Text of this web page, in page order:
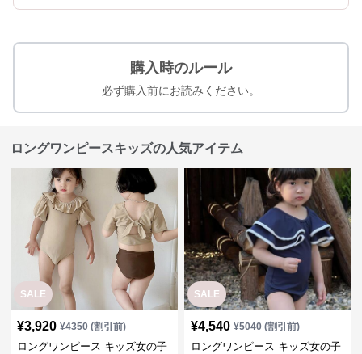
購入時のルール
必ず購入前にお読みください。
ロングワンピースキッズの人気アイテム
SALE
¥3,920 ¥4350(割引前)
ロングワンピース キッズ女の子
SALE
¥4,540 ¥5040(割引前)
ロングワンピース キッズ女の子